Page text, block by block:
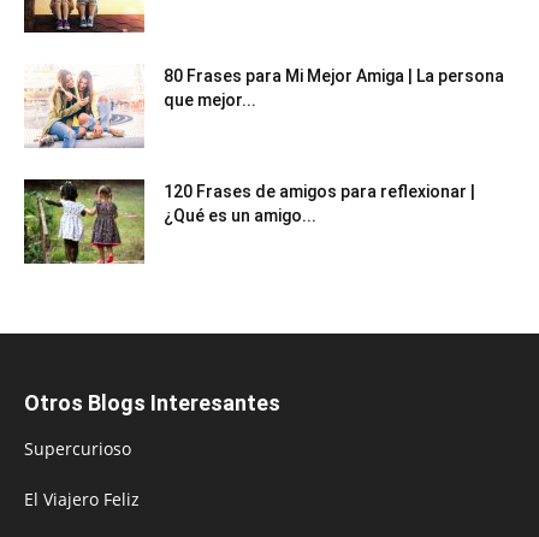
80 Frases para Mi Mejor Amiga | La persona
que mejor...
120 Frases de amigos para reflexionar |
¿Qué es un amigo...
Otros Blogs Interesantes
Supercurioso
El Viajero Feliz